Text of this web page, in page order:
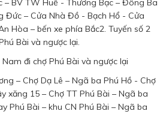
– BV TW Huế - Thương Bạc – Đông Ba
Đức – Cửa Nhà Đồ - Bạch Hổ - Cửa
Hòa – bến xe phía Bắc2. Tuyến số 2
Bài và ngược lại.
đi chợ Phú Bài và ngược lại
– Chợ Dạ Lê – Ngã ba Phú Hồ - Chợ
xăng 15 – Chợ TT Phú Bài – Ngã ba
Phú Bài – khu CN Phú Bài – Ngã ba